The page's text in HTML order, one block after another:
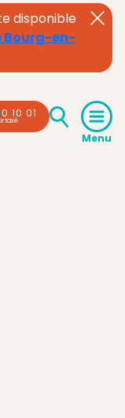
disponible
Bourg-en-
10 01